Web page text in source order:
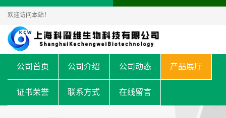
欢迎访问本站！
公司首页 公司介绍 公司动态 产品展厅
证书荣誉 联系方式 在线留言